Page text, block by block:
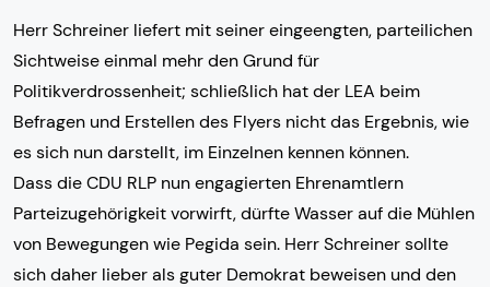
Herr Schreiner liefert mit seiner eingeengten, parteilichen
Sichtweise einmal mehr den Grund für
Politikverdrossenheit; schließlich hat der LEA beim
Befragen und Erstellen des Flyers nicht das Ergebnis, wie
es sich nun darstellt, im Einzelnen kennen können.
Dass die CDU RLP nun engagierten Ehrenamtlern
Parteizugehörigkeit vorwirft, dürfte Wasser auf die Mühlen
von Bewegungen wie Pegida sein. Herr Schreiner sollte
sich daher lieber als guter Demokrat beweisen und den